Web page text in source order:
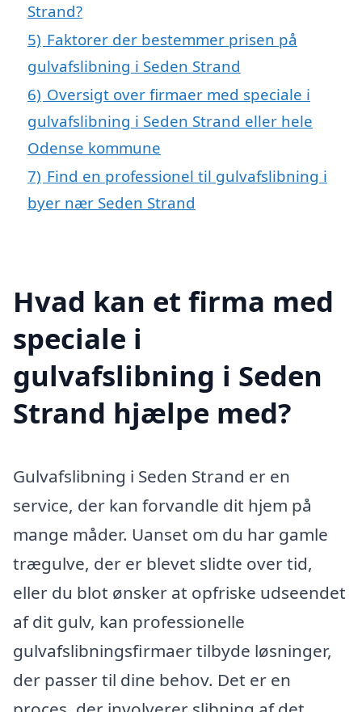
Strand?
5) Faktorer der bestemmer prisen på
gulvafslibning i Seden Strand
6) Oversigt over firmaer med speciale i
gulvafslibning i Seden Strand eller hele
Odense kommune
7) Find en professionel til gulvafslibning i
byer nær Seden Strand
Hvad kan et firma med
speciale i
gulvafslibning i Seden
Strand hjælpe med?
Gulvafslibning i Seden Strand er en
service, der kan forvandle dit hjem på
mange måder. Uanset om du har gamle
trægulve, der er blevet slidte over tid,
eller du blot ønsker at opfriske udseendet
af dit gulv, kan professionelle
gulvafslibningsfirmaer tilbyde løsninger,
der passer til dine behov. Det er en